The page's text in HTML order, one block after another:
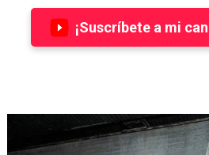
¡Suscríbete a mi